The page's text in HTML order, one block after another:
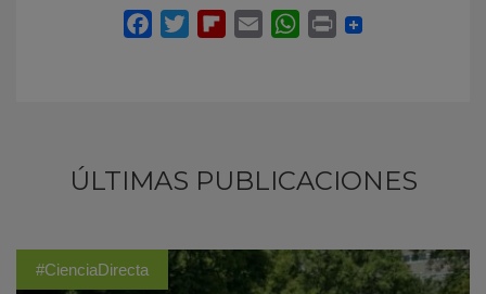
ÚLTIMAS PUBLICACIONES
#CienciaDirecta